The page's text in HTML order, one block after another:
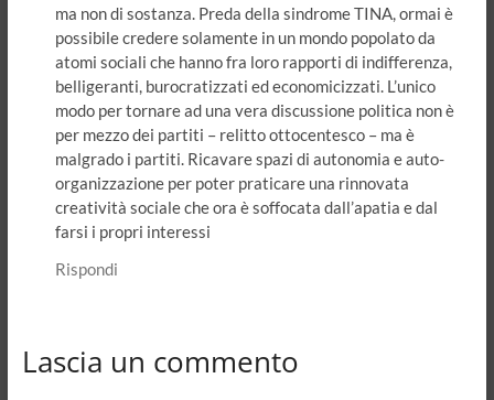
ma non di sostanza. Preda della sindrome TINA, ormai è
possibile credere solamente in un mondo popolato da
atomi sociali che hanno fra loro rapporti di indifferenza,
belligeranti, burocratizzati ed economicizzati. L’unico
modo per tornare ad una vera discussione politica non è
per mezzo dei partiti – relitto ottocentesco – ma è
malgrado i partiti. Ricavare spazi di autonomia e auto-
organizzazione per poter praticare una rinnovata
creatività sociale che ora è soffocata dall’apatia e dal
farsi i propri interessi
Rispondi
Lascia un commento